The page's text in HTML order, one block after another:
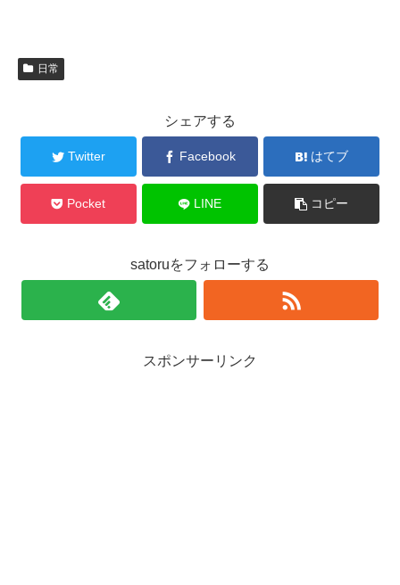
日常
シェアする
Twitter Facebook はてブ
Pocket LINE コピー
satoruをフォローする
スポンサーリンク